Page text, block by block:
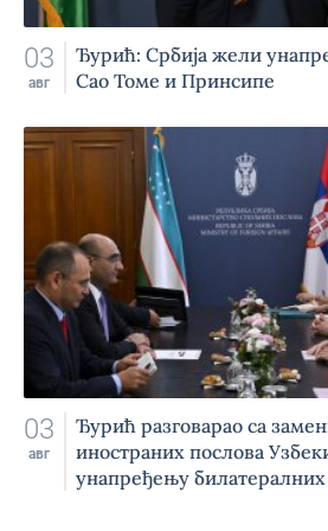
03
авг
Ђурић: Србија жели
Сао Томе и Принсипе
03
авг
Ђурић разговарао са
иностраних послова
унапређењу